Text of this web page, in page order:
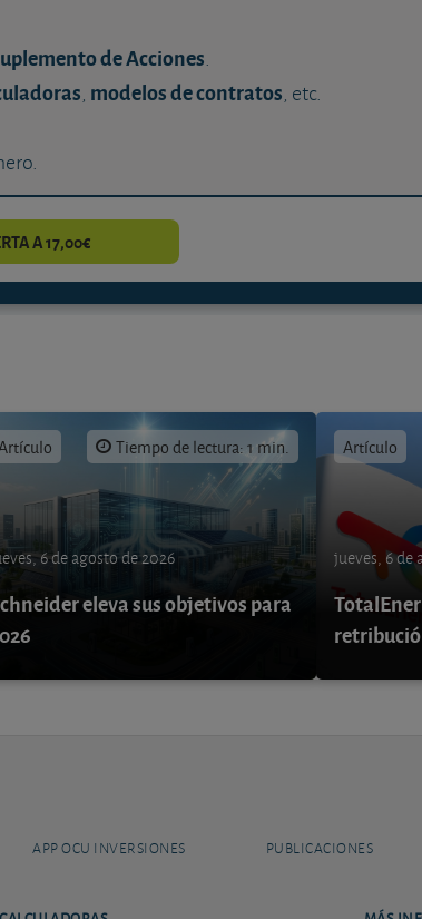
de Acciones.
, modelos de contratos, etc.
A 17,00€
Tiempo de lectura: 1 min.
6 de agosto de 2026
eleva sus objetivos para
Artículo
jueves, 6 de
APP OCU INVERSIONES PUBLICACIONES